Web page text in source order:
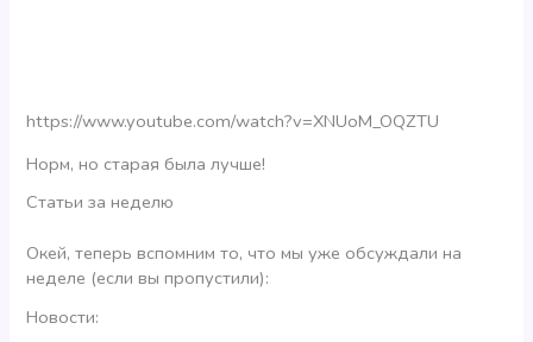
https://www.youtube.com/watch?v=XNUoM_OQZTU
Норм, но старая была лучше!
Статьи за неделю
Окей, теперь вспомним то, что мы уже обсуждали на
неделе (если вы пропустили):
Новости: